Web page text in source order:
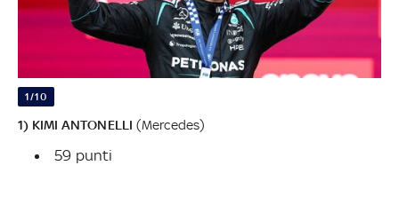
1/10
1) KIMI ANTONELLI (Mercedes)
59 punti